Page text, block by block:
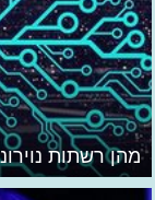
מהן רשתות